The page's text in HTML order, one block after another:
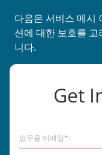
Get
업무용 이메일*:
다음은 서비스 메시
션에 대한 보호를
니다.